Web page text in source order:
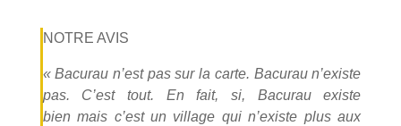
NOTRE AVIS
« Bacurau n’est pas sur la carte. Bacurau n’existe
pas. C’est tout. En fait, si, Bacurau existe
bien mais c’est un village qui n’existe plus aux